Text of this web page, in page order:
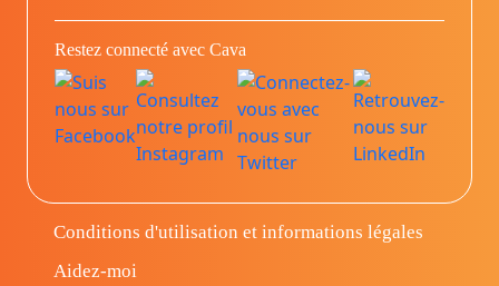
Restez connecté avec Cava
Conditions d'utilisation et informations légales
Aidez-moi